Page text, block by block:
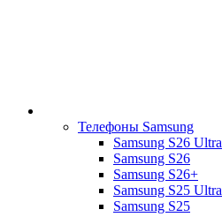
Телефоны Samsung
Samsung S26 Ultra
Samsung S26
Samsung S26+
Samsung S25 Ultra
Samsung S25